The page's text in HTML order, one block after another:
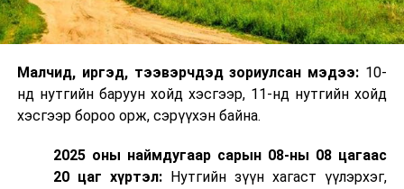
Малчид, иргэд, тээвэрчдэд зориулсан мэдээ: 10-
нд нутгийн баруун хойд хэсгээр, 11-нд нутгийн хойд
хэсгээр бороо орж, сэрүүхэн байна.
2025 оны наймдугаар сарын 08-ны 08 цагаас
20 цаг хүртэл:Нутгийн зүүн хагаст үүлэрхэг,